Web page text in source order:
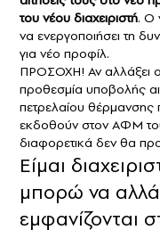
του νέου διαχειριστή. Ο
να ενεργοποιήσει τη
για νέο προφίλ.
ΠΡΟΣΟΧΗ! Αν αλλάξει ο
προθεσμία υποβολής
πετρελαίου θέρμανσης
εκδοθούν στον ΑΦΜ
διαφορετικά δεν θα
Είμαι
μπορώ να
εμφανίζονται